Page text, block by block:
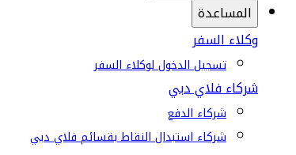
المساعدة
وكلاء السفر
تسجيل الدخول لوكلاء السفر
شركاء فلاي دبي
شركاء الدفع
شركاء استبدال النقاط بقسائم فلاي دبي